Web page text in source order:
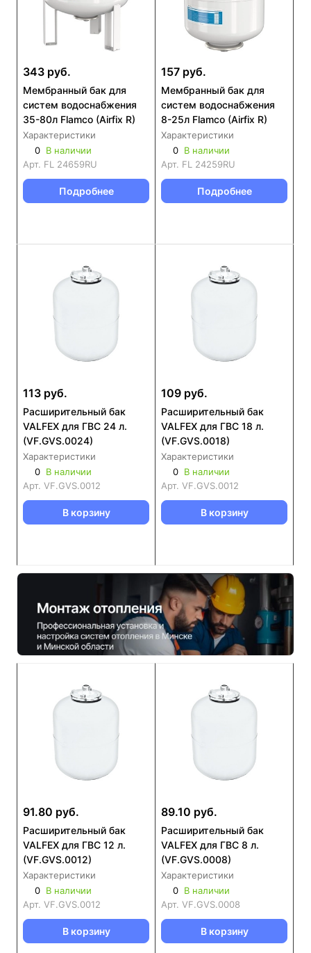
343 руб.
Мембранный бак для
систем водоснабжения
35-80л Flamco (Airfix R)
Характеристики
0 В наличии
Арт. FL 24659RU
Подробнее
157 руб.
Мембранный бак для
систем водоснабжения
8-25л Flamco (Airfix R)
Характеристики
0 В наличии
Арт. FL 24259RU
Подробнее
113 руб.
Расширительный бак
VALFEX для ГВС 24 л.
(VF.GVS.0024)
Характеристики
0 В наличии
Арт. VF.GVS.0012
В корзину
109 руб.
Расширительный бак
VALFEX для ГВС 18 л.
(VF.GVS.0018)
Характеристики
0 В наличии
Арт. VF.GVS.0012
В корзину
91.80 руб.
Расширительный бак
VALFEX для ГВС 12 л.
(VF.GVS.0012)
Характеристики
0 В наличии
Арт. VF.GVS.0012
В корзину
89.10 руб.
Расширительный бак
VALFEX для ГВС 8 л.
(VF.GVS.0008)
Характеристики
0 В наличии
Арт. VF.GVS.0008
В корзину